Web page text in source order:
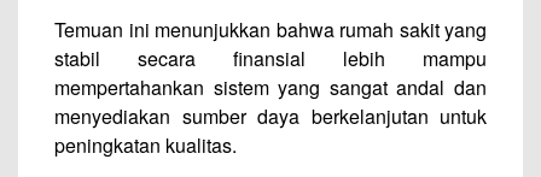
Temuan ini menunjukkan bahwa rumah sakit yang
stabil secara finansial lebih mampu
mempertahankan sistem yang sangat andal dan
menyediakan sumber daya berkelanjutan untuk
peningkatan kualitas.